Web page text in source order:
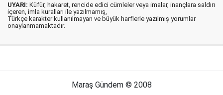
UYARI: Küfür, hakaret, rencide edici cümleler veya imalar, inançlara saldırı
içeren, imla kuralları ile yazılmamış,
Türkçe karakter kullanılmayan ve büyük harflerle yazılmış yorumlar
onaylanmamaktadır.
Maraş Gündem © 2008